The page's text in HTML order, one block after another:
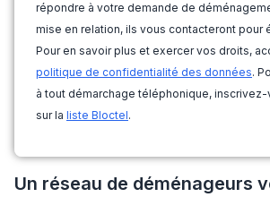
répondre à votre demande de
mise en relation, ils vous contacteront pour
Pour en savoir plus et exercer vos droits,
politique de confidentialité des données.
à tout démarchage téléphonique,
sur la liste Bloctel.
Un réseau de déménageurs